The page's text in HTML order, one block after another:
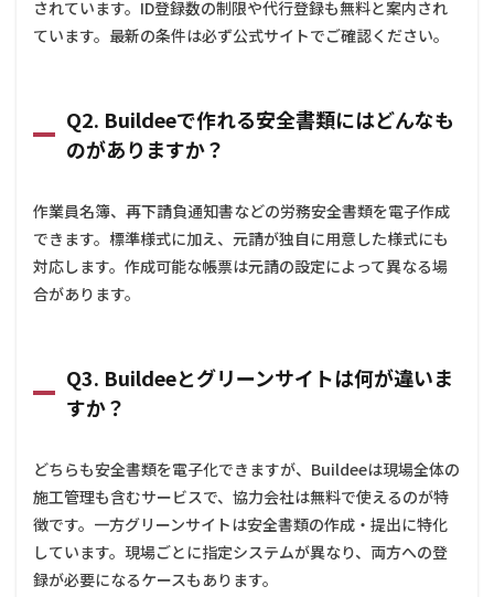
されています。ID登録数の制限や代行登録も無料と案内され
ています。最新の条件は必ず公式サイトでご確認ください。
Q2. Buildeeで作れる安全書類にはどんなも
のがありますか？
作業員名簿、再下請負通知書などの労務安全書類を電子作成
できます。標準様式に加え、元請が独自に用意した様式にも
対応します。作成可能な帳票は元請の設定によって異なる場
合があります。
Q3. Buildeeとグリーンサイトは何が違いま
すか？
どちらも安全書類を電子化できますが、Buildeeは現場全体の
施工管理も含むサービスで、協力会社は無料で使えるのが特
徴です。一方グリーンサイトは安全書類の作成・提出に特化
しています。現場ごとに指定システムが異なり、両方への登
録が必要になるケースもあります。